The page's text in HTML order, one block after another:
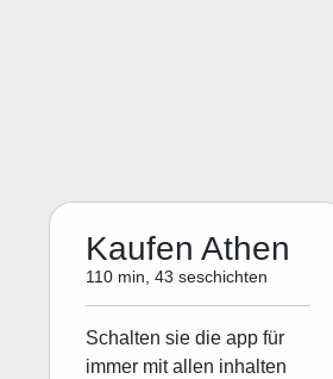
Kaufen Athen
110 min, 43 seschichten
Schalten sie die app für
immer mit allen inhalten